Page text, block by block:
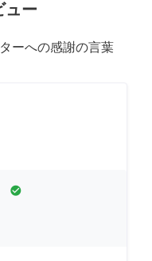
ュー
ーへの感謝の言葉
check_circle